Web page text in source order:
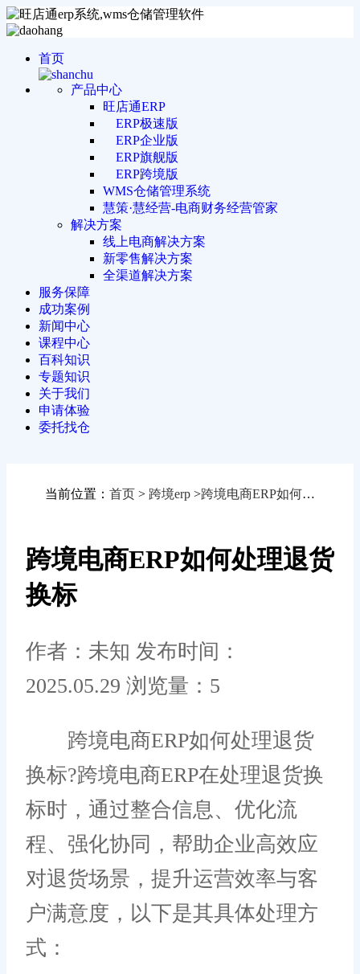
首页
产品中心
旺店通ERP
ERP极速版
ERP企业版
ERP旗舰版
ERP跨境版
WMS仓储管理系统
慧策·慧经营-电商财务经营管家
解决方案
线上电商解决方案
新零售解决方案
全渠道解决方案
服务保障
成功案例
新闻中心
课程中心
百科知识
专题知识
关于我们
申请体验
委托找仓
当前位置： 首页 > 跨境erp >跨境电商ERP如何处理退货换标
跨境电商ERP如何处理退货
换标
作者：未知 发布时间：
2025.05.29 浏览量：5
跨境电商ERP如何处理退货
换标?跨境电商ERP在处理退货换
标时，通过整合信息、优化流
程、强化协同，帮助企业高效应
对退货场景，提升运营效率与客
户满意度，以下是其具体处理方
式：